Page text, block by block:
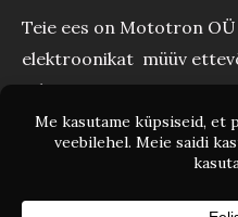
Teie ees on Mototron
elektroonikat müüv
tehinguteni Teie
Copyright © Mototron.ee